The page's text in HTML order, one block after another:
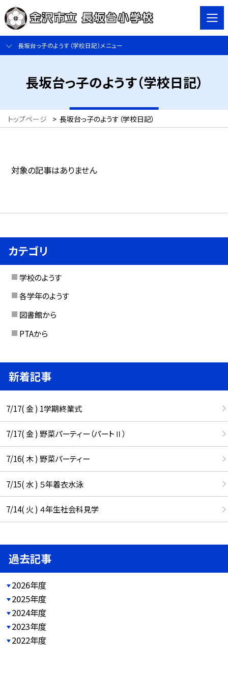
長坂台っ子のようす（学校日記）メニュー
長坂台っ子のようす（学校日記）
トップページ > 長坂台っ子のようす（学校日記）
対象の記事はありません
カテゴリ
学校のようす
各学年のようす
図書館から
PTAから
新着記事
7/17( 金 ) 1学期終業式
7/17( 金 ) 野菜パーティー（パートⅡ）
7/16( 木 ) 野菜パーティー
7/15( 水 ) ５年着衣水泳
7/14( 火 ) ４年生社会科見学
過去記事
2026年度
2025年度
2024年度
2023年度
2022年度